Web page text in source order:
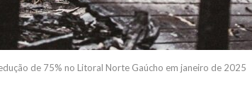
de 75% no Litoral Norte Gaúcho em janeiro de 2025